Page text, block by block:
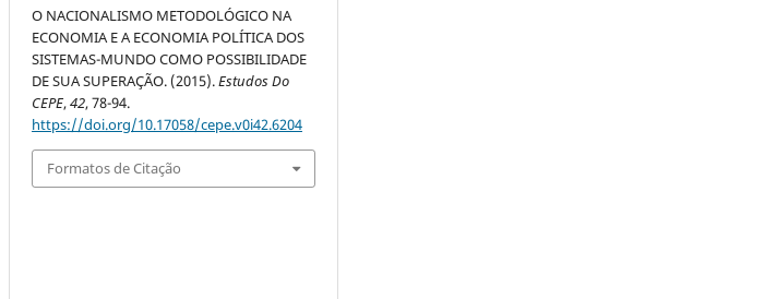
O NACIONALISMO METODOLÓGICO NA
ECONOMIA E A ECONOMIA POLÍTICA DOS
SISTEMAS-MUNDO COMO POSSIBILIDADE
DE SUA SUPERAÇÃO. (2015).Estudos Do
CEPE,42, 78-94.
https://doi.org/10.17058/cepe.v0i42.6204
Formatos de Citação